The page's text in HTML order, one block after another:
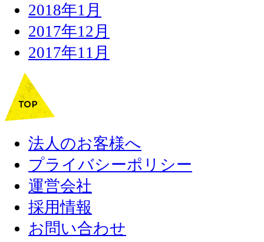
2018年1月
2017年12月
2017年11月
法人のお客様へ
プライバシーポリシー
運営会社
採用情報
お問い合わせ